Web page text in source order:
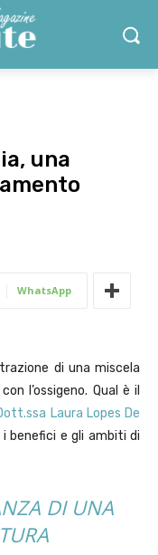
una
WhatsApp
di una miscela
l’ossigeno. Qual è il
Laura Lopes De
benefici e gli ambiti di
DI UNA